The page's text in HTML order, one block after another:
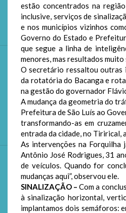
estão concentrados na
inclusive, serviços de
e nos municípios vizinhos
Governo do Estado e
que segue a linha de
menores, mas resultados
O secretário ressaltou outras
da rotatória do Bacanga e
na gestão do governador
A mudança da geometria do
Prefeitura de São Luís ao
transformando-as em
entrada da cidade, no Tirirical,
As intervenções na Forquilha
Antônio José Rodrigues, 31
de veículos. Quando for
mudanças aqui”, observou ele.
SINALIZAÇÃO –Com a
à sinalização horizontal,
implantamos dois semáforos: